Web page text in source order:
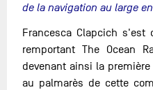
de la navigation au large
Francesca Clapcich s'est
remportant The Ocean
devenant ainsi la
au palmarès de cette